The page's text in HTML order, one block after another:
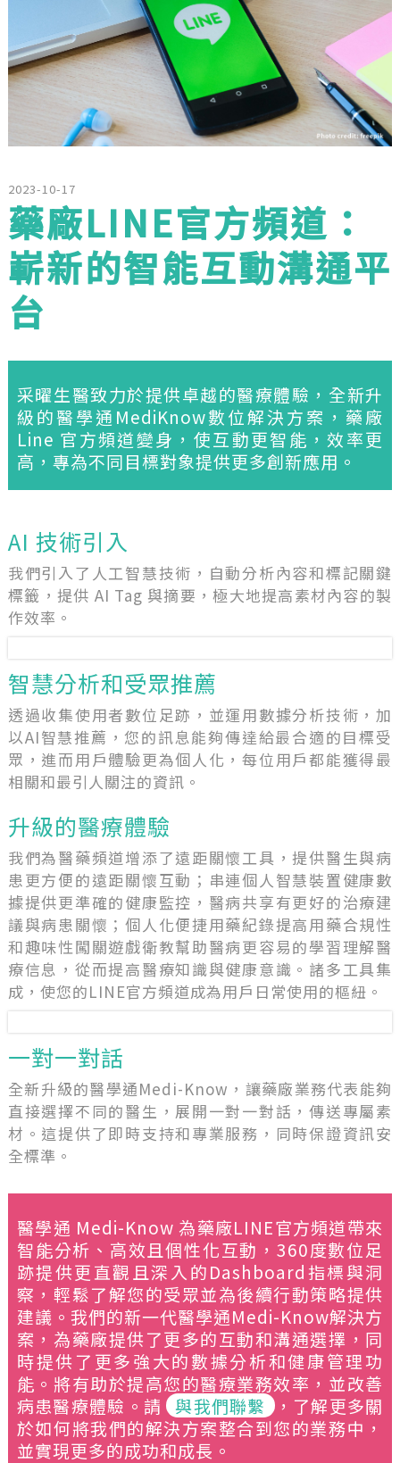
2023-10-17
藥廠LINE官方頻道：
嶄新的智能互動溝通平
台
采曜生醫致力於提供卓越的醫療體驗，全新升
級的醫學通MediKnow數位解決方案，藥廠
Line 官方頻道變身，使互動更智能，效率更
高，專為不同目標對象提供更多創新應用。
AI 技術引入
我們引入了人工智慧技術，自動分析內容和標記關鍵
標籤，提供 AI Tag 與摘要，極大地提高素材內容的製
作效率。
智慧分析和受眾推薦
透過收集使用者數位足跡，並運用數據分析技術，加
以AI智慧推薦，您的訊息能夠傳達給最合適的目標受
眾，進而用戶體驗更為個人化，每位用戶都能獲得最
相關和最引人關注的資訊。
升級的醫療體驗
我們為醫藥頻道增添了遠距關懷工具，提供醫生與病
患更方便的遠距關懷互動；串連個人智慧裝置健康數
據提供更準確的健康監控，醫病共享有更好的治療建
議與病患關懷；個人化便捷用藥紀錄提高用藥合規性
和趣味性闖關遊戲衛教幫助醫病更容易的學習理解醫
療信息，從而提高醫療知識與健康意識。諸多工具集
成，使您的LINE官方頻道成為用戶日常使用的樞紐。
一對一對話
全新升級的醫學通Medi-Know，讓藥廠業務代表能夠
直接選擇不同的醫生，展開一對一對話，傳送專屬素
材。這提供了即時支持和專業服務，同時保證資訊安
全標準。
醫學通 Medi-Know 為藥廠LINE官方頻道帶來
智能分析、高效且個性化互動，360度數位足
跡提供更直觀且深入的Dashboard指標與洞
察，輕鬆了解您的受眾並為後續行動策略提供
建議。我們的新一代醫學通Medi-Know解決方
案，為藥廠提供了更多的互動和溝通選擇，同
時提供了更多強大的數據分析和健康管理功
能。將有助於提高您的醫療業務效率，並改善
病患醫療體驗。請 與我們聯繫 ，了解更多關
於如何將我們的解決方案整合到您的業務中，
並實現更多的成功和成長。